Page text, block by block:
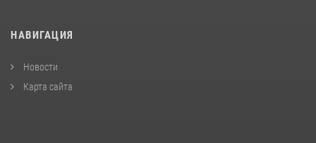
НАВИГАЦИЯ
Новости
Карта сайта